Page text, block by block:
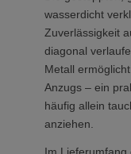
wasserdicht
Zuverlässigkeit
diagonal
Metall
Anzugs – ein
häufig allein
anziehen.